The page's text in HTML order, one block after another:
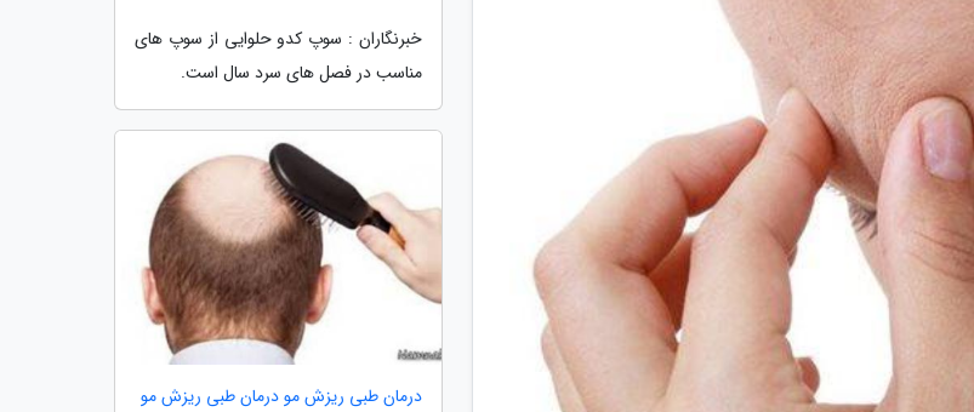
خبرنگاران : سوپ کدو حلوایی از سوپ های
مناسب در فصل های سرد سال است.
درمان طبی ریزش مو درمان طبی ریزش مو